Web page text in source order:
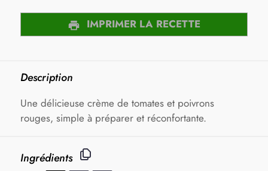
IMPRIMER LA RECETTE
Description
Une délicieuse crème de tomates et poivrons
rouges, simple à préparer et réconfortante.
Ingrédients